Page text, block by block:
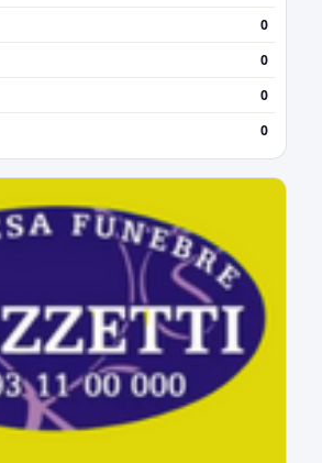
0
0
0
0